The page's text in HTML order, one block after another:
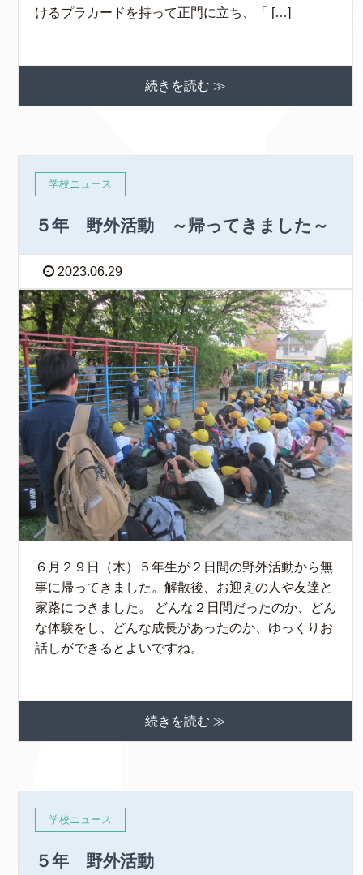
けるプラカードを持って正門に立ち、「 […]
続きを読む ≫
学校ニュース
５年 野外活動 ～帰ってきました～
2023.06.29
６月２９日（木）５年生が２日間の野外活動から無
事に帰ってきました。解散後、お迎えの人や友達と
家路につきました。 どんな２日間だったのか、どん
な体験をし、どんな成長があったのか、ゆっくりお
話しができるとよいですね。
続きを読む ≫
学校ニュース
５年 野外活動